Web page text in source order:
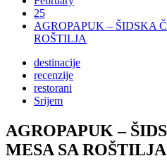
25
AGROPAPUK – ŠIDSKA
ROŠTILJA
destinacije
recenzije
restorani
Srijem
AGROPAPUK –
MESA SA ROŠTILJA